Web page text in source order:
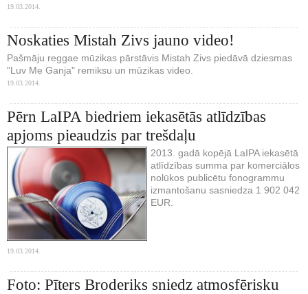
19.03.2014.
Noskaties Mistah Zivs jauno video!
Pašmāju reggae mūzikas pārstāvis Mistah Zivs piedāvā dziesmas
"Luv Me Ganja" remiksu un mūzikas video.
19.03.2014.
Pērn LaIPA biedriem iekasētās atlīdzības
apjoms pieaudzis par trešdaļu
2013. gadā kopējā LaIPA iekasētā
atlīdzības summa par komerciālos
nolūkos publicētu fonogrammu
izmantošanu sasniedza 1 902 042
EUR.
19.03.2014.
Foto: Pīters Broderiks sniedz atmosfērisku